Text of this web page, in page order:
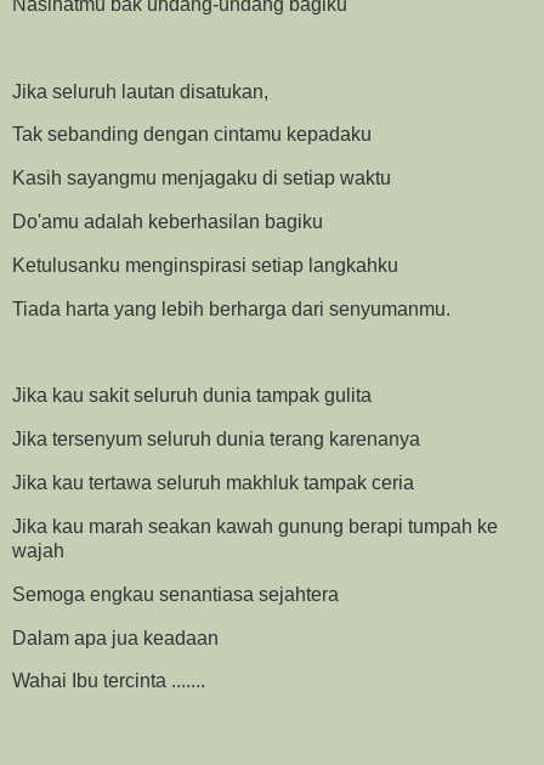
Nasihatmu bak undang-undang bagiku
Jika seluruh lautan disatukan,
Tak sebanding dengan cintamu kepadaku
Kasih sayangmu menjagaku di setiap waktu
Do'amu adalah keberhasilan bagiku
Ketulusanku menginspirasi setiap langkahku
Tiada harta yang lebih berharga dari senyumanmu.
Jika kau sakit seluruh dunia tampak gulita
Jika tersenyum seluruh dunia terang karenanya
Jika kau tertawa seluruh makhluk tampak ceria
Jika kau marah seakan kawah gunung berapi tumpah ke
wajah
Semoga engkau senantiasa sejahtera
Dalam apa jua keadaan
Wahai Ibu tercinta .......